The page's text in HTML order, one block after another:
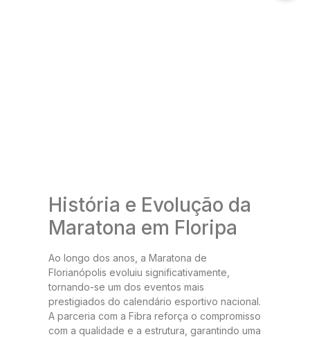
História e Evolução da
Maratona em Floripa
Ao longo dos anos, a Maratona de
Florianópolis evoluiu significativamente,
tornando-se um dos eventos mais
prestigiados do calendário esportivo nacional.
A parceria com a Fibra reforça o compromisso
com a qualidade e a estrutura, garantindo uma